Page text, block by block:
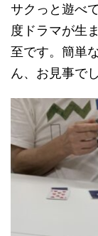
サクっと遊べ
度ドラマが生
至です。簡単
ん、お見事でし